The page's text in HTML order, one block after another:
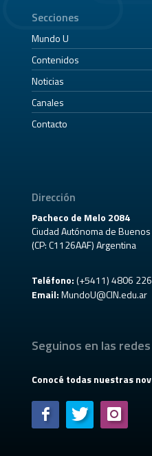
Secciones
Mundo U
Contenidos
Noticias
Canales
Contacto
Dirección
Pacheco de Melo 2084
Ciudad Autónoma de
(CP: C1126AAF) Argentina
Teléfono:(+5411) 4806
Email: MundoU@CIN.edu.ar
Seguinos en las redes
Conocé todas nuestras